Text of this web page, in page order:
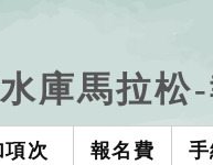
庫馬拉松
次 報名費